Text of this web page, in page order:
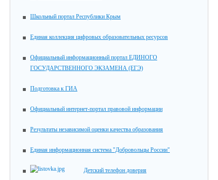
Школьный портал Республики Крым
Единая коллекция цифровых образовательных ресурсов
Официальный информационный портал ЕДИНОГО
ГОСУДАРСТВЕННОГО ЭКЗАМЕНА (ЕГЭ)
Подготовка к ГИА
Официальный интернет-портал правовой информации
Результаты независимой оценки качества образования
Единая информационная система "Добровольцы России"
Детский телефон доверия